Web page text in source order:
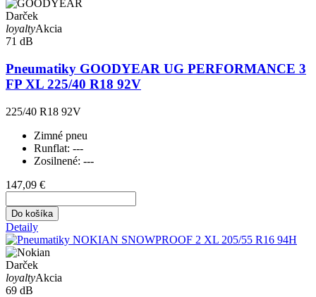
Darček
loyaltyAkcia
71 dB
Pneumatiky GOODYEAR UG PERFORMANCE 3
FP XL 225/40 R18 92V
225/40 R18 92V
Zimné pneu
Runflat: ---
Zosilnené: ---
147,09 €
Do košíka
Detaily
Darček
loyaltyAkcia
69 dB